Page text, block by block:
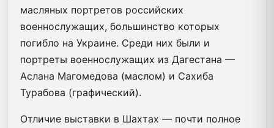
масляных портретов российских
военнослужащих, большинство которых
погибло на Украине. Среди них были и
портреты военнослужащих из Дагестана —
Аслана Магомедова (маслом) и Сахиба
Турабова (графический).
Отличие выставки в Шахтах — почти полное